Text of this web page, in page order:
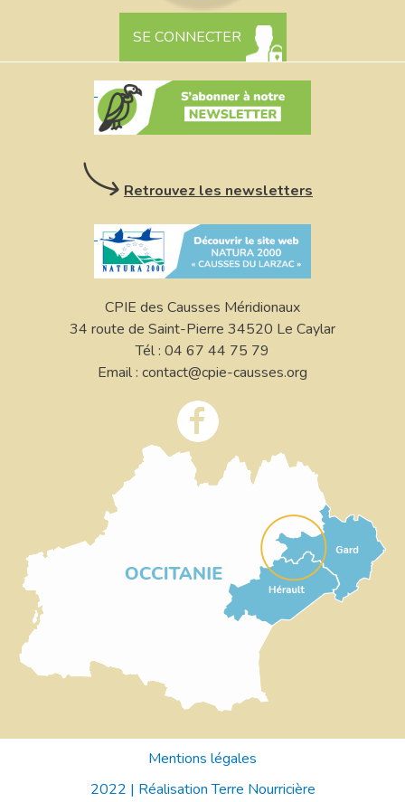
SE CONNECTER
Retrouvez les newsletters
CPIE des Causses Méridionaux
34 route de Saint-Pierre 34520 Le Caylar
Tél : 04 67 44 75 79
Email : contact@cpie-causses.org
Mentions légales
2022 | Réalisation Terre Nourricière